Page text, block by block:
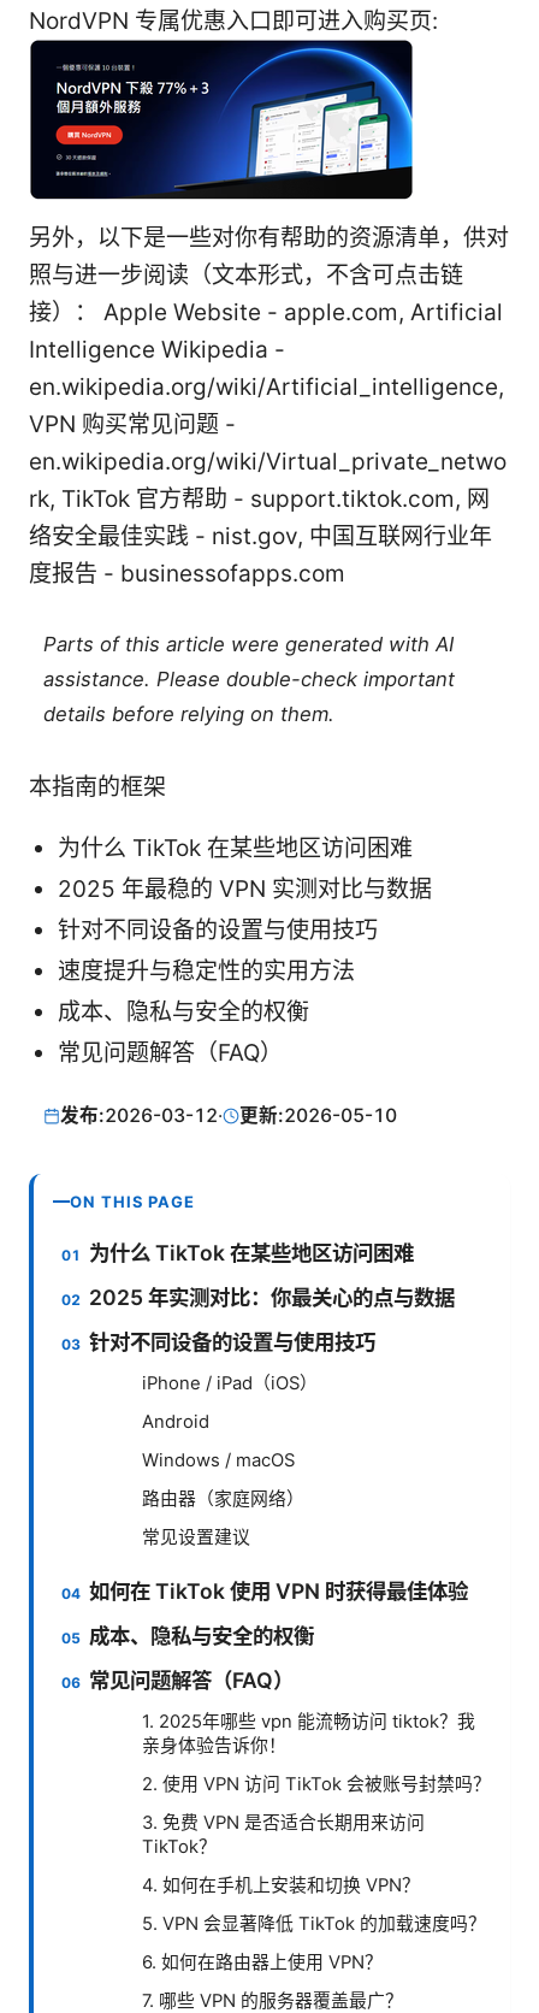
NordVPN 专属优惠入口即可进入购买页:
另外，以下是一些对你有帮助的资源清单，供对
照与进一步阅读（文本形式，不含可点击链
接）： Apple Website - apple.com, Artificial
Intelligence Wikipedia -
en.wikipedia.org/wiki/Artificial_intelligence,
VPN 购买常见问题 -
en.wikipedia.org/wiki/Virtual_private_netwo
rk, TikTok 官方帮助 - support.tiktok.com, 网
络安全最佳实践 - nist.gov, 中国互联网行业年
度报告 - businessofapps.com
Parts of this article were generated with AI
assistance. Please double-check important
details before relying on them.
本指南的框架
为什么 TikTok 在某些地区访问困难
2025 年最稳的 VPN 实测对比与数据
针对不同设备的设置与使用技巧
速度提升与稳定性的实用方法
成本、隐私与安全的权衡
常见问题解答（FAQ）
发布:2026-03-12· 更新:2026-05-10
ON THIS PAGE
为什么 TikTok 在某些地区访问困难
2025 年实测对比：你最关心的点与数据
针对不同设备的设置与使用技巧
iPhone / iPad（iOS）
Android
Windows / macOS
路由器（家庭网络）
常见设置建议
如何在 TikTok 使用 VPN 时获得最佳体验
成本、隐私与安全的权衡
常见问题解答（FAQ）
1. 2025年哪些 vpn 能流畅访问 tiktok？我
亲身体验告诉你！
2. 使用 VPN 访问 TikTok 会被账号封禁吗？
3. 免费 VPN 是否适合长期用来访问
TikTok？
4. 如何在手机上安装和切换 VPN？
5. VPN 会显著降低 TikTok 的加载速度吗？
6. 如何在路由器上使用 VPN？
7. 哪些 VPN 的服务器覆盖最广？